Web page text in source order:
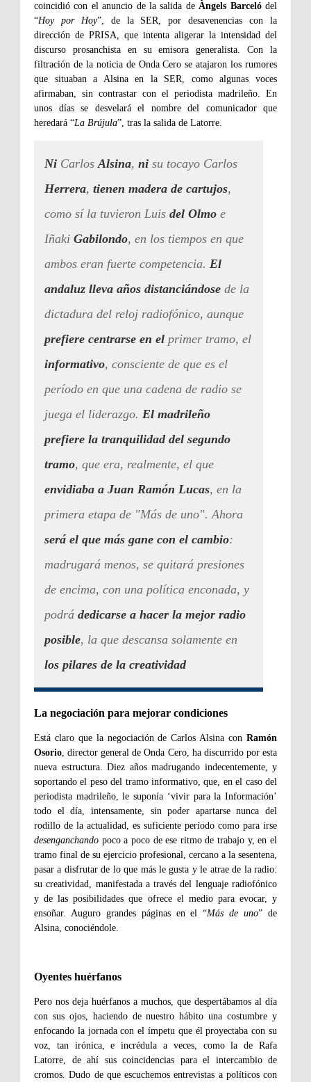
coincidió con el anuncio de la salida deÀngels Barcelódel
“Hoy por Hoy”, de la SER, por desavenencias con la
dirección de PRISA, que intenta aligerar la intensidad del
discurso prosanchista en su emisora generalista. Con la
filtración de la noticia de Onda Cero se atajaron los rumores
que situaban a Alsina en la SER, como algunas voces
afirmaban, sin contrastar con el periodista madrileño. En
unos días se desvelará el nombre del comunicador que
heredará “La Brújula”, tras la salida de Latorre.
Ni CarlosAlsina, ni su tocayo Carlos
Herrera, tienen madera de cartujos,
como sí la tuvieron Luis del Olmo e
Iñaki Gabilondo, en los tiempos en que
ambos eran fuerte competencia. El
andaluz lleva años distanciándose de la
dictadura del reloj radiofónico, aunque
prefiere centrarse en el primer tramo, el
informativo, consciente de que es el
período en que una cadena de radio se
juega el liderazgo. El madrileño
prefiere la tranquilidad del segundo
tramo, que era, realmente, el que
envidiaba a Juan Ramón Lucas, en la
primera etapa de "Más de uno". Ahora
será el que más gane con el cambio:
madrugará menos, se quitará presiones
de encima, con una política enconada, y
podrá dedicarse a hacer la mejor radio
posible, la que descansa solamente en
los pilares de la creatividad
La negociación para mejorar condiciones
Está claro que la negociación de Carlos Alsina con Ramón
Osorio, director general de Onda Cero, ha discurrido por esta
nueva estructura. Diez años madrugando indecentemente, y
soportando el peso del tramo informativo, que, en el caso del
periodista madrileño, le suponía ‘vivir para la Información’
todo el día, intensamente, sin poder apartarse nunca del
rodillo de la actualidad, es suficiente período como para irse
desenganchando poco a poco de ese ritmo de trabajo y, en el
tramo final de su ejercicio profesional, cercano a la sesentena,
pasar a disfrutar de lo que más le gusta y le atrae de la radio:
su creatividad, manifestada a través del lenguaje radiofónico
y de las posibilidades que ofrece el medio para evocar, y
ensoñar. Auguro grandes páginas en el “Más de uno” de
Alsina, conociéndole.
Oyentes huérfanos
Pero nos deja huérfanos a muchos, que despertábamos al día
con sus ojos, haciendo de nuestro hábito una costumbre y
enfocando la jornada con el ímpetu que él proyectaba con su
voz, tan irónica, e incrédula a veces, como la de Rafa
Latorre, de ahí sus coincidencias para el intercambio de
cromos. Dudo de que escuchemos entrevistas a políticos con